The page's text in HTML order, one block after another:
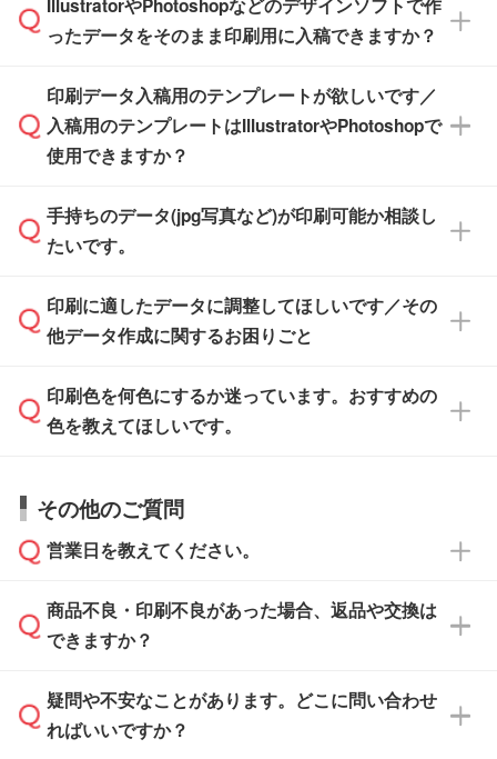
品が決まりましたらお早めのご発注をお願いい
たします。
※土日祝日を除く営業日換算です。
※沖縄・離島は追加日数がかかります。
箱の作成は原則承っておりません。
無料の「デザインシミュレーター」を使えば、
PCやスマホから簡単にデザインを作成できま
ザインソフトがなくても安心です。
また、「データ作成サービス
せいただければ、弊社にて無料でデザインデー
タを1点作成いたします。
IllustratorやPhotoshopなどのデザインソフトで作
ったデータをそのまま印刷用に入稿できますか？
IllustratorやPhotoshop、CLIP STUDIOなどのデ
ザインソフトでこだわりのデザインを作成した
い方は、完全データ入稿
積・ご注文フォームにアップロードしてご入稿
ください。
ご入稿後は経験豊富なスタッフがデータに不備
がないかチェックし、お客様と確認してから印
刷に進みますので、ご安心ください。
印刷データ入稿用のテンプレートが欲しいです／
入稿用のテンプレートはIllustratorやPhotoshopで
使用できますか？
一部商品は入稿用テンプレートのご用意があり
ます。各商品ページの『印刷方法・テンプレー
入稿用のテンプレートはPDF形式ですが、
IllustratorやPhotoshopで開いてご利用いただけ
方」をご確認ください。
手持ちのデータ(jpg写真など)が印刷可能か相談し
たいです。
印刷に適したデータ・解像度かどうか、担当ス
タッフが事前に確認いたします。
ムへ添付いただくか、担当スタッフ宛にメール
でお送りください。
い合わせください。
なお、印刷用データの作り方に関する詳細は、
印刷に適したデータに調整してほしいです／その
他データ作成に関するお困りごと
データ作成でお困りの際には、担当スタッフが
サポートいたしますのでお気軽にご相談くださ
から添付してお送りください。
しい
解像度の低い画像や、手書きのイラスト、写真
などを、印刷に適したベクターデータに変換し
・フルカラーデータを1色に変換してほしい
印刷色を何色にするか迷っています。おすすめの
色を教えてほしいです。
お見積・ご注文・
相談いただきますと、担当スタッフがお客様の
ご希望や商品の本体色を確認し、印刷色をご提
本体色がブラック、ネイビーなど濃色の場合は
白色か淡い色の印刷色をおすすめしておりま
本体色がナチュラルなど淡色の場合、印刷をく
っきりと目立たせたいときは濃い印刷色が、柔
らかい雰囲気にしたいときは淡い印刷色が映え
その他のご質問
営業日を教えてください。
営業日は平日の10:00～18:00で、土日祝日はお
休みとなります。注文・見積・お問い合わせ
速やかに対応いたします。
商品不良・印刷不良があった場合、返品や交換は
できますか？
お手数をお掛けいたしますが、至急担当スタッ
フまでご連絡ください。商品の状況を確認し、
疑問や不安なことがあります。どこに問い合わせ
ればいいですか？